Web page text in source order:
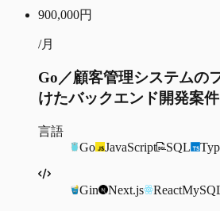
900,000円
/月
Go／顧客管理システムの
けたバックエンド開発案
言語
Go
JavaScript SQL
Gin Next.js React